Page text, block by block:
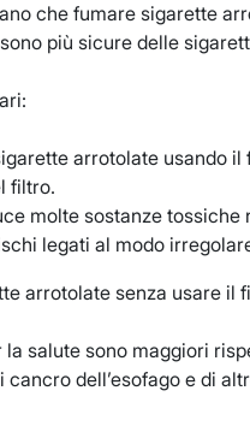
che fumare sigarette
più sicure delle
arrotolate usando
filtro.
molte sostanze tossiche
legati al modo
arrotolate senza usare il
la salute sono maggiori
cancro dell’esofago e di